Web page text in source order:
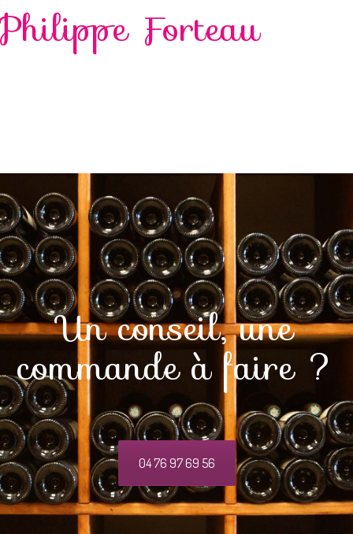
Forteau
Un conseil, une
commande à faire ?
04 76 97 69 56